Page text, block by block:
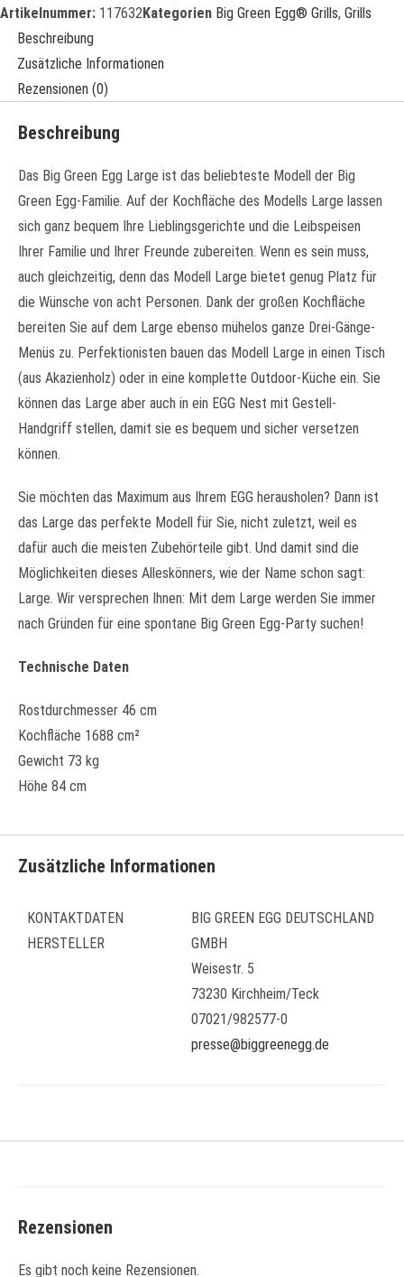
LARGE
Menge
Artikelnummer: 117632 Kategorien Big Green Egg® Grills, Grills
Beschreibung
Zusätzliche Informationen
Rezensionen (0)
Beschreibung
Das Big Green Egg Large ist das beliebteste Modell der Big
Green Egg-Familie. Auf der Kochfläche des Modells Large lassen
sich ganz bequem Ihre Lieblingsgerichte und die Leibspeisen
Ihrer Familie und Ihrer Freunde zubereiten. Wenn es sein muss,
auch gleichzeitig, denn das Modell Large bietet genug Platz für
die Wünsche von acht Personen. Dank der großen Kochfläche
bereiten Sie auf dem Large ebenso mühelos ganze Drei-Gänge-
Menüs zu. Perfektionisten bauen das Modell Large in einen Tisch
(aus Akazienholz) oder in eine komplette Outdoor-Küche ein. Sie
können das Large aber auch in ein EGG Nest mit Gestell-
Handgriff stellen, damit sie es bequem und sicher versetzen
können.
Sie möchten das Maximum aus Ihrem EGG herausholen? Dann ist
das Large das perfekte Modell für Sie, nicht zuletzt, weil es
dafür auch die meisten Zubehörteile gibt. Und damit sind die
Möglichkeiten dieses Alleskönners, wie der Name schon sagt:
Large. Wir versprechen Ihnen: Mit dem Large werden Sie immer
nach Gründen für eine spontane Big Green Egg-Party suchen!
Technische Daten
Rostdurchmesser 46 cm
Kochfläche 1688 cm²
Gewicht 73 kg
Höhe 84 cm
Zusätzliche Informationen
KONTAKTDATEN
HERSTELLER
BIG GREEN EGG DEUTSCHLAND
GMBH
Weisestr. 5
73230 Kirchheim/Teck
07021/982577-0
presse@biggreenegg.de
Rezensionen
Es gibt noch keine Rezensionen.